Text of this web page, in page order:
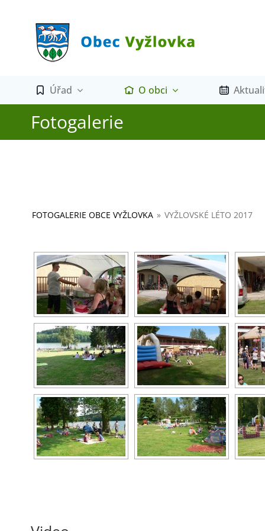
Úřad O obci
Fotogalerie
FOTOGALERIE OBCE VYŽLOVKA » VYŽLOVSKÉ LÉTO 2017